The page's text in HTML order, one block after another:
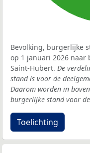
Bevolking, burgerlijke
op 1 januari 2026
Saint-Hubert. De
stand is voor de
Daarom worden in
burgerlijke stand voor de
Toelichting